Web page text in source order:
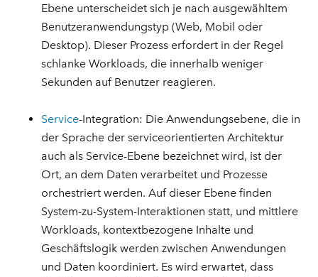
Ebene unterscheidet sich je nach ausgewähltem
Benutzeranwendungstyp (Web, Mobil oder
Desktop). Dieser Prozess erfordert in der Regel
schlanke Workloads, die innerhalb weniger
Sekunden auf Benutzer reagieren.
Service-Integration: Die Anwendungsebene, die in
der Sprache der serviceorientierten Architektur
auch als Service-Ebene bezeichnet wird, ist der
Ort, an dem Daten verarbeitet und Prozesse
orchestriert werden. Auf dieser Ebene finden
System-zu-System-Interaktionen statt, und mittlere
Workloads, kontextbezogene Inhalte und
Geschäftslogik werden zwischen Anwendungen
und Daten koordiniert. Es wird erwartet, dass